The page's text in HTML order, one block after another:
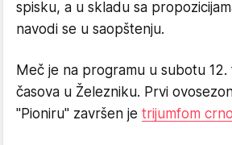
spisku, a u skladu sa
navodi se u saopštenju.
Meč je na programu u subotu 12.
časova u Železniku. Prvi
"Pioniru" završen je trijumfom